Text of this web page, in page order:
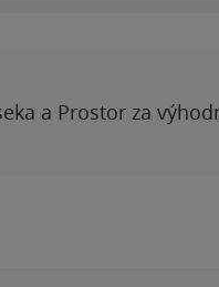
a Prostor za